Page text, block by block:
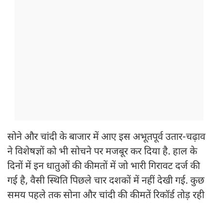
सोने और चांदी के बाजार में आए इस अभूतपूर्व उतार-चढ़ाव
ने विशेषज्ञों को भी सोचने पर मजबूर कर दिया है. हाल के
दिनों में इन धातुओं की कीमतों में जो भारी गिरावट दर्ज की
गई है, वैसी स्थिति पिछले चार दशकों में नहीं देखी गई. कुछ
समय पहले तक सोना और चांदी की कीमतें रिकॉर्ड तोड़ रही